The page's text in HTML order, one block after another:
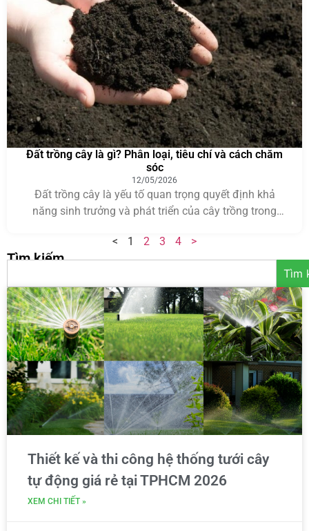
Đất trồng cây là gì? Phân loại, tiêu chí và cách chăm
sóc
12/05/2026
Đất trồng cây là yếu tố quan trọng quyết định khả
năng sinh trưởng và phát triển của cây trồng trong
đất phù hợp không chỉ cung cấp dinh dưỡng cần thiết
mà còn giúp cây phát triển bộ rễ khỏe mạnh, hấp thu
< 1 2 3 4 >
Tìm kiếm
Tìm
Thiết kế và thi công hệ thống tưới cây
tự động giá rẻ tại TPHCM 2026
XEM CHI TIẾT »